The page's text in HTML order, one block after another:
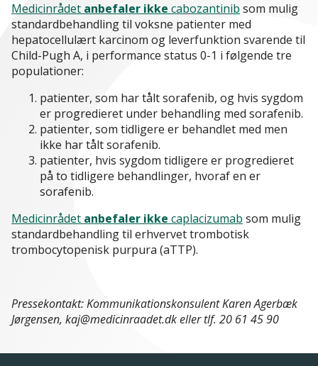
Medicinrådet anbefaler ikke cabozantinib som mulig
standardbehandling til voksne patienter med
hepatocellulært karcinom og leverfunktion svarende til
Child-Pugh A, i performance status 0-1 i følgende tre
populationer:
patienter, som har tålt sorafenib, og hvis sygdom
er progredieret under behandling med sorafenib.
patienter, som tidligere er behandlet med men
ikke har tålt sorafenib.
patienter, hvis sygdom tidligere er progredieret
på to tidligere behandlinger, hvoraf en er
sorafenib.
Medicinrådet anbefaler ikke caplacizumab som mulig
standardbehandling til erhvervet trombotisk
trombocytopenisk purpura (aTTP).
Pressekontakt: Kommunikationskonsulent Karen Agerbæk
Jørgensen, kaj@medicinraadet.dk eller tlf. 20 61 45 90